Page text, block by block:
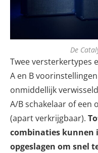
De
Twee versterkertypes
A en B
onmiddellijk
A/B schakelaar of een
(apart verkrijgbaar).
combinaties kunnen
opgeslagen om snel